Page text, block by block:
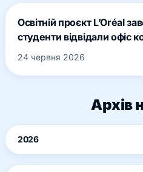
Освітній проєкт L’Oréal
студенти відвідали офіс
24 червня 2026
Архів
2026